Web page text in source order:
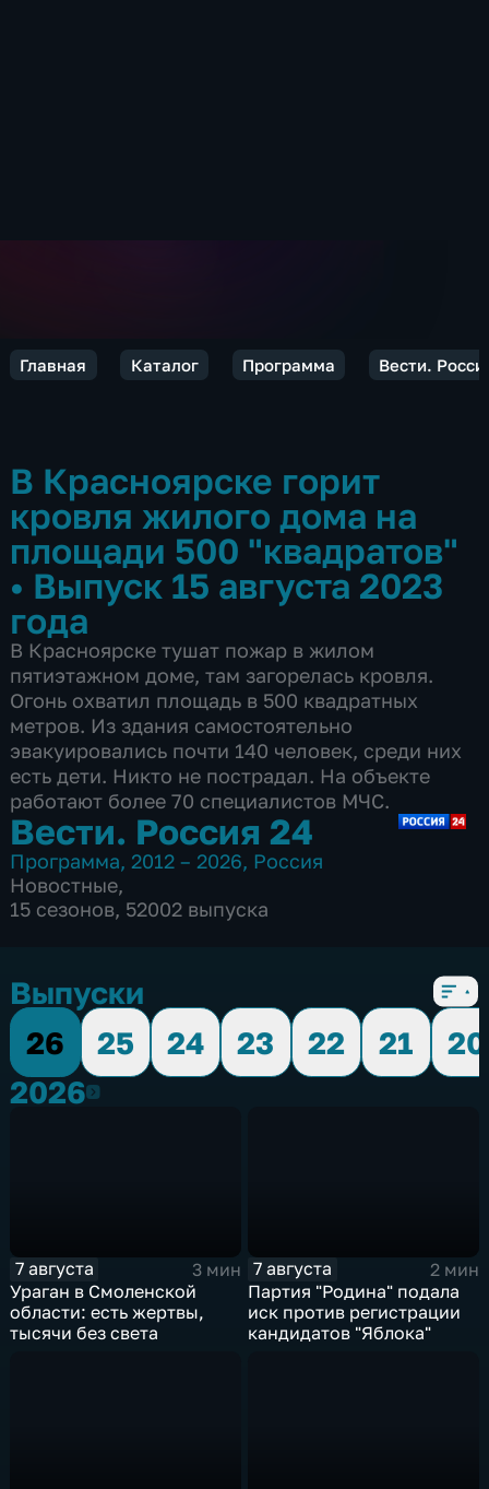
Главная Каталог Программа Вести.
В Красноярске горит
кровля жилого дома на
площади 500 "квадратов"
• Выпуск 15 августа 2023
года
В Красноярске тушат пожар в жилом
пятиэтажном доме, там загорелась кровля.
Огонь охватил площадь в 500 квадратных
метров. Из здания самостоятельно
эвакуировались почти 140 человек, среди них
есть дети. Никто не пострадал. На объекте
работают более 70 специалистов МЧС.
Вести. Россия 24
Программа, 2012 – 2026, Россия
Новостные,
15 сезонов, 52002 выпуска
Выпуски
26
25 24 23 22 21
20
20262026
7 августа
3 мин
Ураган в Смоленской
области: есть жертвы,
тысячи без света
7 августа
2 мин
Партия "Родина" подала
иск против регистрации
кандидатов "Яблока"